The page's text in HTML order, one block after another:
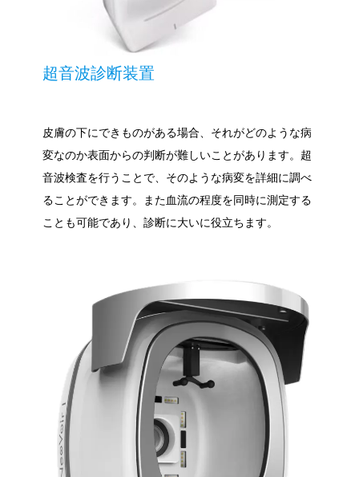
超音波診断装置
皮膚の下にできものがある場合、それがどのような病
変なのか表面からの判断が難しいことがあります。超
音波検査を行うことで、そのような病変を詳細に調べ
ることができます。また血流の程度を同時に測定する
ことも可能であり、診断に大いに役立ちます。